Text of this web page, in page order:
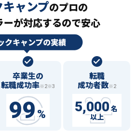
キャンプのプロの
ーが対応するので安心
卒業生の
転職成功率※2※3
99%
転職
成功者数※2
5,000 名
以上